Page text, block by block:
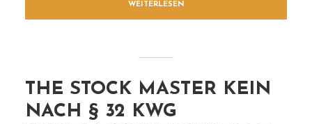
WEITERLESEN
THE STOCK MASTER KEIN
NACH § 32 KWG